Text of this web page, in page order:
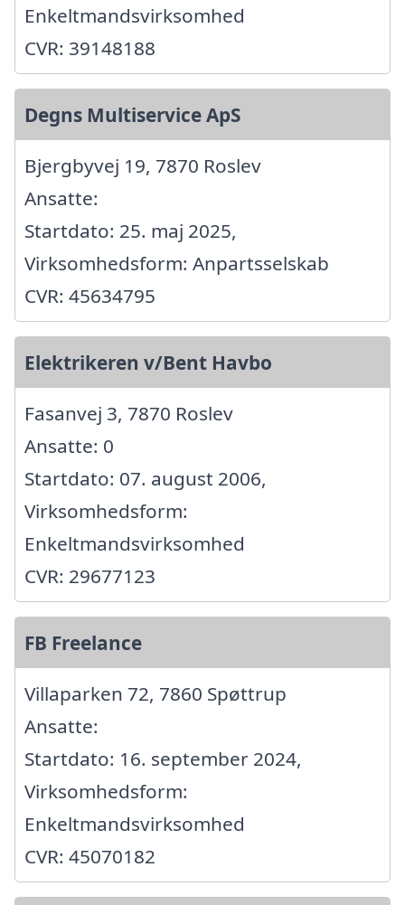
Enkeltmandsvirksomhed
CVR: 39148188
Degns Multiservice ApS
Bjergbyvej 19, 7870 Roslev
Ansatte:
Startdato: 25. maj 2025,
Virksomhedsform: Anpartsselskab
CVR: 45634795
Elektrikeren v/Bent Havbo
Fasanvej 3, 7870 Roslev
Ansatte: 0
Startdato: 07. august 2006,
Virksomhedsform:
Enkeltmandsvirksomhed
CVR: 29677123
FB Freelance
Villaparken 72, 7860 Spøttrup
Ansatte:
Startdato: 16. september 2024,
Virksomhedsform:
Enkeltmandsvirksomhed
CVR: 45070182